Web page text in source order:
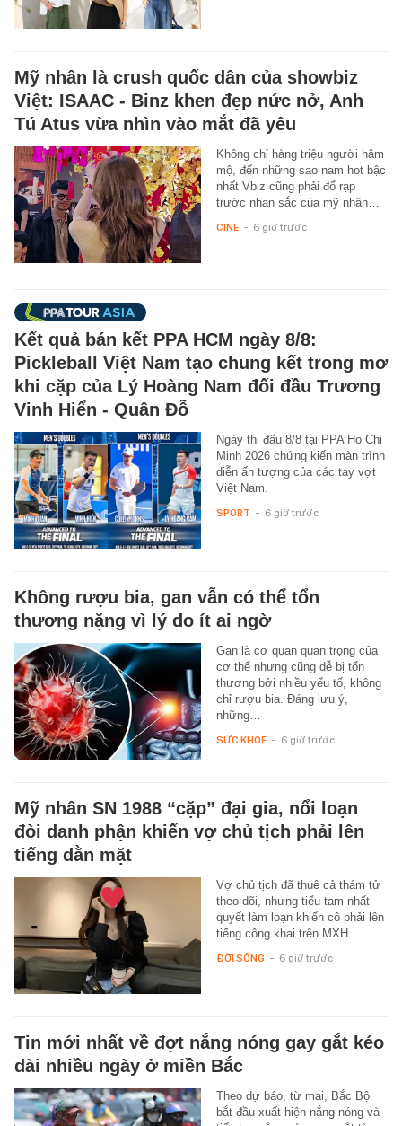
Mỹ nhân là crush quốc dân của showbiz
Việt: ISAAC - Binz khen đẹp nức nở, Anh
Tú Atus vừa nhìn vào mắt đã yêu
Không chỉ hàng triệu người hâm
mộ, đến những sao nam hot bậc
nhất Vbiz cũng phải đổ rạp
trước nhan sắc của mỹ nhân…
CINE - 6 giờ trước
Kết quả bán kết PPA HCM ngày 8/8:
Pickleball Việt Nam tạo chung kết trong mơ
khi cặp của Lý Hoàng Nam đối đầu Trương
Vinh Hiển - Quân Đỗ
Ngày thi đấu 8/8 tại PPA Ho Chi
Minh 2026 chứng kiến màn trình
diễn ấn tượng của các tay vợt
Việt Nam.
SPORT - 6 giờ trước
Không rượu bia, gan vẫn có thể tổn
thương nặng vì lý do ít ai ngờ
Gan là cơ quan quan trọng của
cơ thể nhưng cũng dễ bị tổn
thương bởi nhiều yếu tố, không
chỉ rượu bia. Đáng lưu ý,
những…
SỨC KHỎE - 6 giờ trước
Mỹ nhân SN 1988 “cặp” đại gia, nổi loạn
đòi danh phận khiến vợ chủ tịch phải lên
tiếng dằn mặt
Vợ chủ tịch đã thuê cả thám tử
theo dõi, nhưng tiểu tam nhất
quyết làm loạn khiến cô phải lên
tiếng công khai trên MXH.
ĐỜI SỐNG - 6 giờ trước
Tin mới nhất về đợt nắng nóng gay gắt kéo
dài nhiều ngày ở miền Bắc
Theo dự báo, từ mai, Bắc Bộ
bắt đầu xuất hiện nắng nóng và